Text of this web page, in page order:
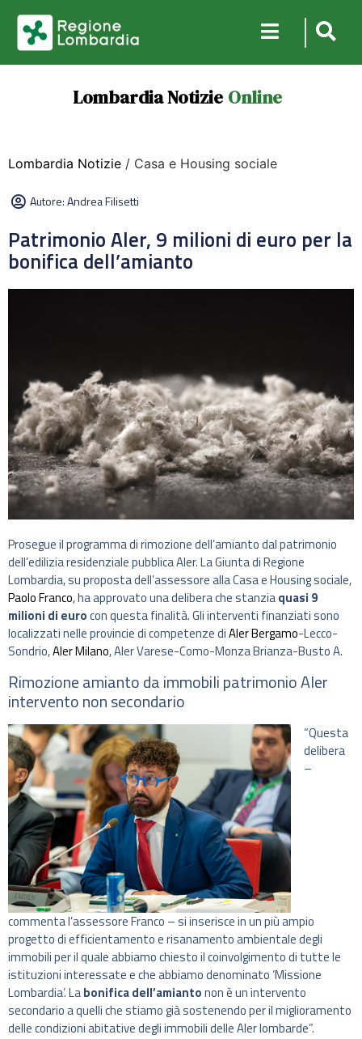
Lombardia Notizie Online
Lombardia Notizie / Casa e Housing sociale
Autore:Andrea Filisetti
Patrimonio Aler, 9 milioni di euro per la
bonifica dell’amianto
Prosegue il programma di rimozione dell’amianto dal patrimonio
dell’edilizia residenziale pubblica Aler. La Giunta di Regione
Lombardia, su proposta dell’assessore alla Casa e Housing sociale,
Paolo Franco, ha approvato una delibera che stanziaquasi 9
milioni di eurocon questa finalità. Gli interventi finanziati sono
localizzati nelle provincie di competenze diAler Bergamo-Lecco-
Sondrio,Aler Milano, Aler Varese-Como-Monza Brianza-Busto A.
Rimozione amianto da immobili patrimonio Aler
intervento non secondario
“Questa
delibera
–
commenta l’assessore Franco – si inserisce in un più ampio
progetto di efficientamento e risanamento ambientale degli
immobili per il quale abbiamo chiesto il coinvolgimento di tutte le
istituzioni interessate e che abbiamo denominato ‘Missione
Lombardia’. Labonifica dell’amiantonon è un intervento
secondario a quelli che stiamo già sostenendo per il miglioramento
delle condizioni abitative degli immobili delle Aler lombarde”.